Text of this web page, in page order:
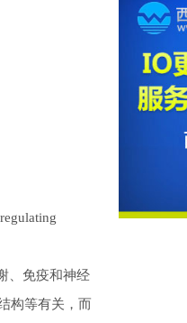
、免疫和神经
构等有关，而